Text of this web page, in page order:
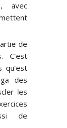
avec
de
C’est
qu’est
des
les
de